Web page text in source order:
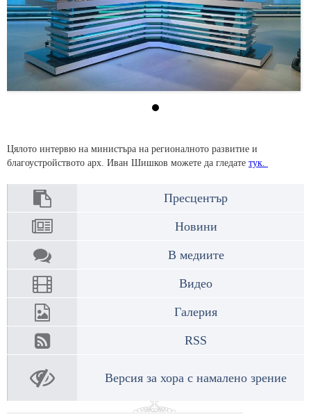
Цялото интервю на министъра на регионалното развитие и
благоустройството арх. Иван Шишков можете да гледате тук.
Пресцентър
Новини
В медиите
Видео
Галерия
RSS
Версия за хора с намалено зрение